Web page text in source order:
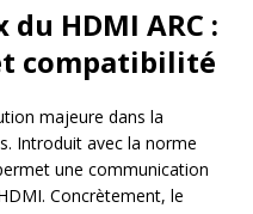
HDMI ARC :
compatibilité
majeure dans la
Introduit avec la norme
une communication
Concrètement, le